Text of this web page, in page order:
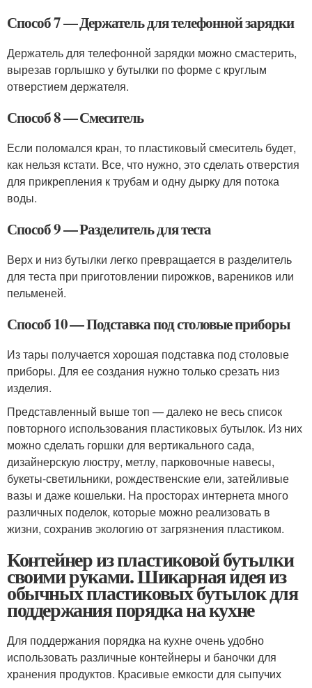
Способ 7 — Держатель для телефонной зарядки
Держатель для телефонной зарядки можно смастерить,
вырезав горлышко у бутылки по форме с круглым
отверстием держателя.
Способ 8 — Смеситель
Если поломался кран, то пластиковый смеситель будет,
как нельзя кстати. Все, что нужно, это сделать отверстия
для прикрепления к трубам и одну дырку для потока
воды.
Способ 9 — Разделитель для теста
Верх и низ бутылки легко превращается в разделитель
для теста при приготовлении пирожков, вареников или
пельменей.
Способ 10 — Подставка под столовые приборы
Из тары получается хорошая подставка под столовые
приборы. Для ее создания нужно только срезать низ
изделия.
Представленный выше топ — далеко не весь список
повторного использования пластиковых бутылок. Из них
можно сделать горшки для вертикального сада,
дизайнерскую люстру, метлу, парковочные навесы,
букеты-светильники, рождественские ели, затейливые
вазы и даже кошельки. На просторах интернета много
различных поделок, которые можно реализовать в
жизни, сохранив экологию от загрязнения пластиком.
Контейнер из пластиковой бутылки
своими руками. Шикарная идея из
обычных пластиковых бутылок для
поддержания порядка на кухне
Для поддержания порядка на кухне очень удобно
использовать различные контейнеры и баночки для
хранения продуктов. Красивые емкости для сыпучих